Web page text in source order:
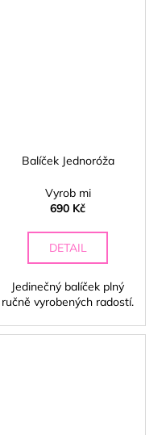
Balíček Jednoróža
Vyrob mi
690 Kč
DETAIL
Jedinečný balíček plný
ručně vyrobených radostí.